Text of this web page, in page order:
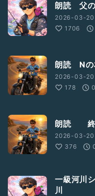
朗読 父の
2026-03-20
1706
朗読 Nの
2026-03-20
178
朗読 終
2026-03-20
376
一級河川
川